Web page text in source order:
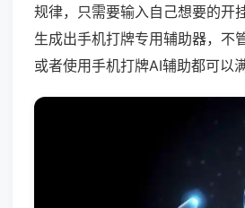
规律，只需要输入自己想要的开
生成出手机打牌专用辅助器，不
或者使用手机打牌AI辅助都可以